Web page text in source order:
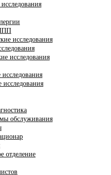
исследования
исследования
исследования
исследования
обслуживания
отделение